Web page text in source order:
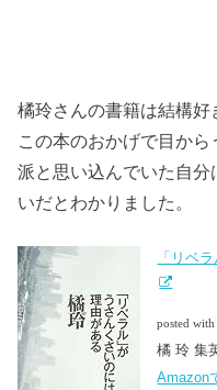
橘玲さんの書籍は結構好
この本のおかげで目か
派と思い込んでいた自
いだとわかりました。
「リベ
posted with
橘 玲 集
Amazon